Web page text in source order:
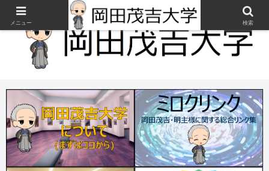
メニュー 検索